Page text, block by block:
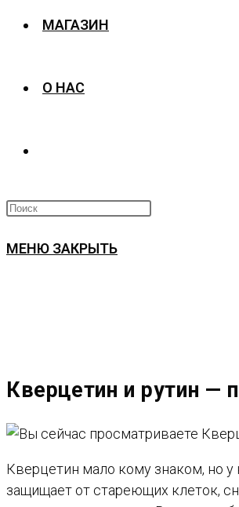
МАГАЗИН
О НАС
ПОИСК
САЙТУ
МЕНЮ ЗАКРЫТЬ
Кверцетин и рутин —
Кверцетин мало кому знаком, но
защищает от стареющих клеток,